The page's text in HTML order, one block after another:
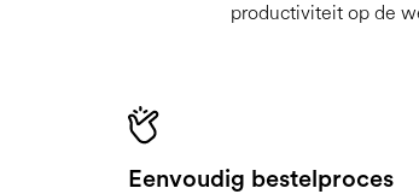
productiviteit op de
Eenvoudig bestelproces